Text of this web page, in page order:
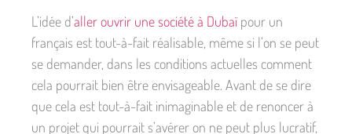
L’idée d’aller ouvrir une société à Dubaïpour un
français est tout-à-fait réalisable, même si l’on se peut
se demander, dans les conditions actuelles comment
cela pourrait bien être envisageable. Avant de se dire
que cela est tout-à-fait inimaginable et de renoncer à
un projet qui pourrait s’avérer on ne peut plus lucratif,